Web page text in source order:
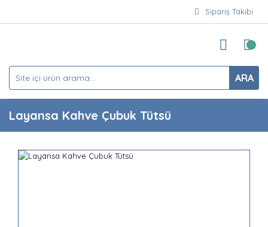
Sipariş Takibi
ARA
Layansa Kahve Çubuk Tütsü